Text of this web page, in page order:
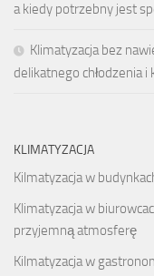
a kiedy potrzebny jest
Klimatyzacja bez
delikatnego chłodzenia
KLIMATYZACJA
Kilmatyzacja w
Klimatyzacja w
przyjemną atmosferę
Kilmatyzacja w